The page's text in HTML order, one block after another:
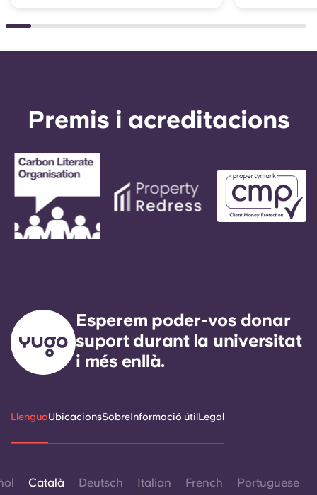
Premis i acreditacions
Esperem poder-vos donar
suport durant la universitat
i més enllà.
LlenguaUbicacionsSobreInformació útilLegal
Català Deutsch Italian French Portuguese